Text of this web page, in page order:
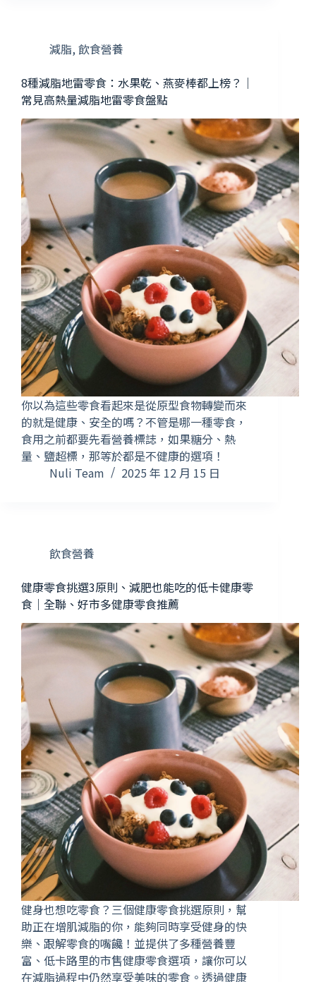
減脂, 飲食營養
8種減脂地雷零食：水果乾、燕麥棒都上榜？｜
常見高熱量減脂地雷零食盤點
你以為這些零食看起來是從原型食物轉變而來
的就是健康、安全的嗎？不管是哪一種零食，
食用之前都要先看營養標誌，如果糖分、熱
量、鹽超標，那等於都是不健康的選項！
Nuli Team
2025 年 12 月 15 日
飲食營養
健康零食挑選3原則、減肥也能吃的低卡健康零
食｜全聯、好市多健康零食推薦
健身也想吃零食？三個健康零食挑選原則，幫
助正在增肌減脂的你，能夠同時享受健身的快
樂、跟解零食的嘴饞！並提供了多種營養豐
富、低卡路里的市售健康零食選項，讓你可以
在減脂過程中仍然享受美味的零食。透過健康